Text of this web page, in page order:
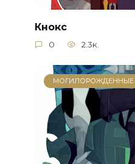
Кнокс
0 2.3к.
МОГИЛОРОЖДЕННЫЕ